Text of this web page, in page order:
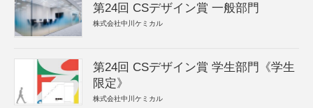
第24回 CSデザイン賞 一般部門
株式会社中川ケミカル
第24回 CSデザイン賞 学生部門《学生
限定》
株式会社中川ケミカル